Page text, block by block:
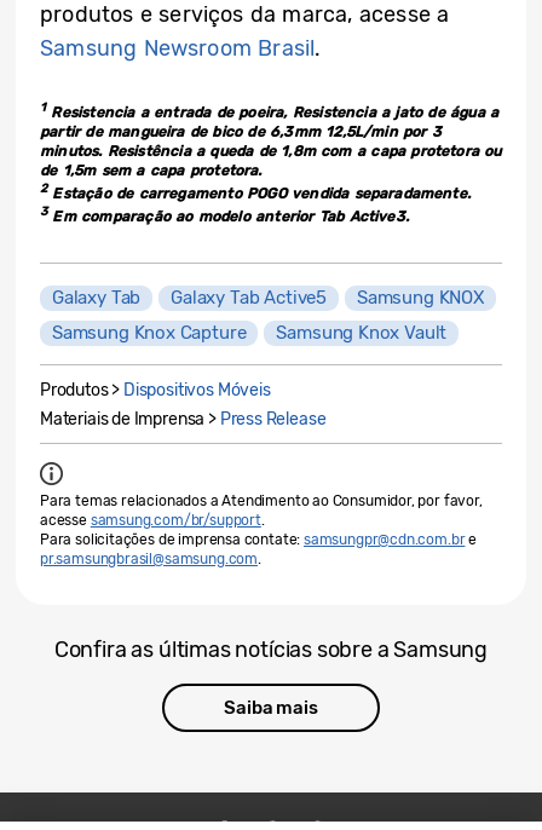
produtos e serviços da marca, acesse a
Samsung Newsroom Brasil.
1Resistencia a entrada de poeira, Resistencia a jato de água a
partir de mangueira de bico de 6,3mm 12,5L/min por 3
minutos. Resistência a queda de 1,8m com a capa protetora ou
de 1,5m sem a capa protetora.
2Estação de carregamento POGO vendida separadamente.
3Em comparação ao modelo anterior Tab Active3.
Galaxy Tab Galaxy Tab Active5
Samsung KNOX
Samsung Knox Capture
Samsung Knox Vault
Produtos > Dispositivos Móveis
Materiais de Imprensa > Press Release
Para temas relacionados a Atendimento ao Consumidor, por favor,
acesse samsung.com/br/support.
Para solicitações de imprensa contate: samsungpr@cdn.com.bre
pr.samsungbrasil@samsung.com.
Confira as últimas notícias sobre a Samsung
Saiba mais